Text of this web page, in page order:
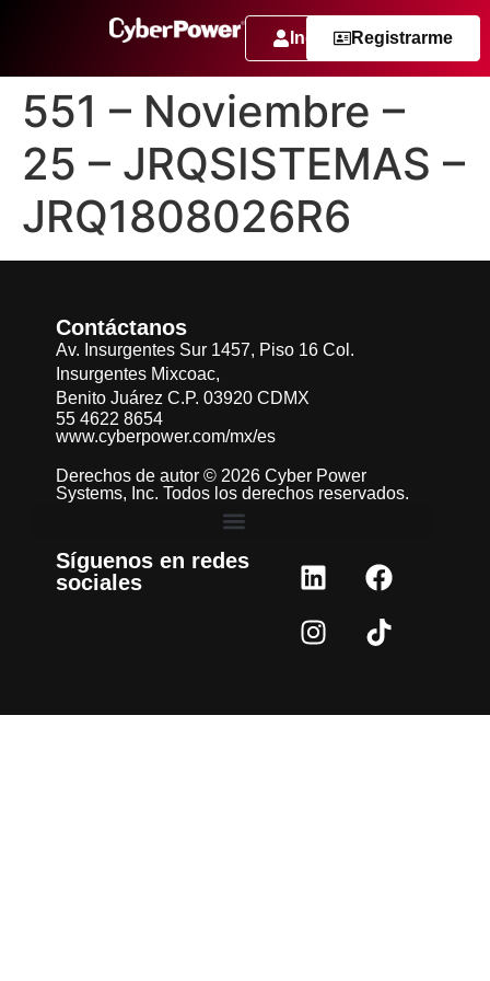
IngresarRegistrarme
551 – Noviembre –
25 – JRQSISTEMAS –
JRQ1808026R6
Contáctanos
Av. Insurgentes Sur 1457, Piso 16 Col.
Insurgentes Mixcoac,
Benito Juárez C.P. 03920 CDMX
55 4622 8654
www.cyberpower.com/mx/es
Derechos de autor © 2026 Cyber Power
Systems, Inc. Todos los derechos reservados.
Síguenos en redes
sociales